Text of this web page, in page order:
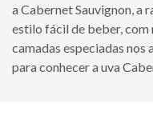
a Cabernet Sauvignon, a
estilo fácil de beber, com
camadas especiadas nos
para conhecer a uva